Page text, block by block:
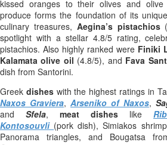
kissed oranges to their olives and
produce forms the foundation of its
culinary treasures, Aegina’s pistachios
spotlight with a stellar 4.8/5 rating,
pistachios. Also highly ranked were Finiki
Kalamata olive oil (4.8/5), and Fava
dish from Santorini.
Greek dishes with the highest ratings in
Naxos Graviera, Arseniko of Naxos,
and Sfela, meat dishes like
Kontosouvli (pork dish), Simiakos
Panorama triangles, and Bougatsa